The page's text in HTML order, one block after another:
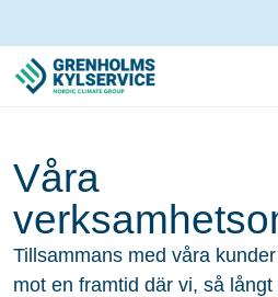
Våra
Tillsammans med våra
mot en framtid där vi, så